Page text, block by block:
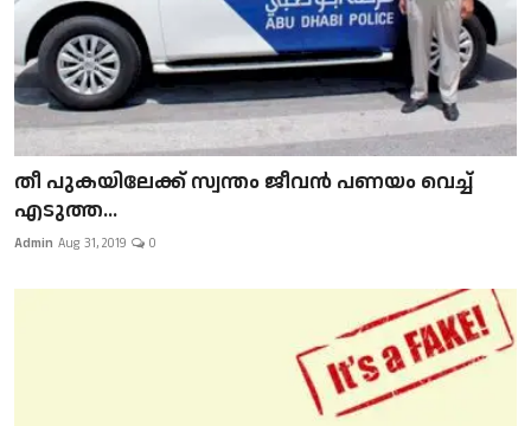
​​​​​​​തീ പുകയിലേക്ക് സ്വന്തം ജീവന്‍ പണയം വെച്ച്
എടുത്ത...
Admin Aug 31, 2019 0